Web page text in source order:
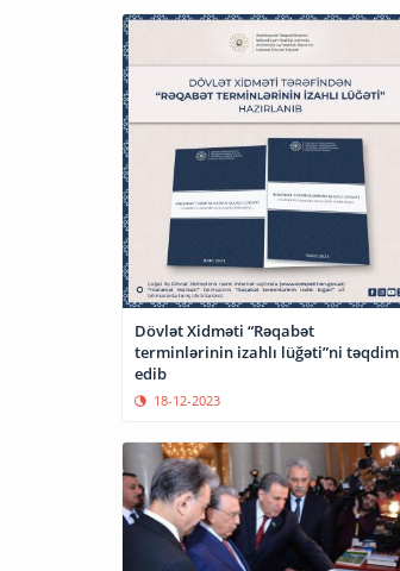
Dövlət Xidməti “Rəqabət
terminlərinin izahlı lüğəti”ni təqdim
edib
18-12-2023